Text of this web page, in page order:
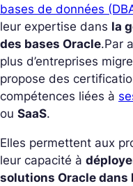
bases de données
leur expertise dans la
des bases Oracle.Par
plus d’entreprises
propose des
compétences liées à
ou SaaS.
Elles permettent aux
leur capacité à
solutions Oracle dans